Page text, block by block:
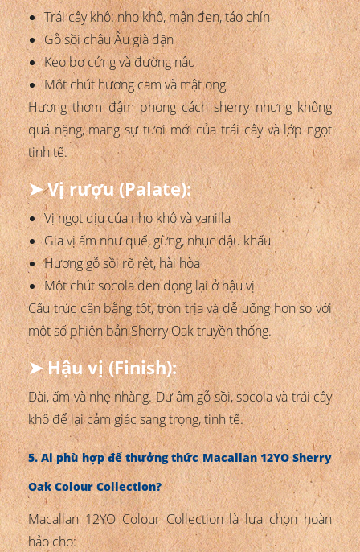
Trái cây khô: nho khô, mận đen, táo chín
Gỗ sồi châu Âu già dặn
Kẹo bơ cứng và đường nâu
Một chút hương cam và mật ong
Hương thơm đậm phong cách sherry nhưng không
quá nặng, mang sự tươi mới của trái cây và lớp ngọt
tinh tế.
➤ Vị rượu (Palate):
Vị ngọt dịu của nho khô và vanilla
Gia vị ấm như quế, gừng, nhục đậu khấu
Hương gỗ sồi rõ rệt, hài hòa
Một chút socola đen đọng lại ở hậu vị
Cấu trúc cân bằng tốt, tròn trịa và dễ uống hơn so với
một số phiên bản Sherry Oak truyền thống.
➤ Hậu vị (Finish):
Dài, ấm và nhẹ nhàng. Dư âm gỗ sồi, socola và trái cây
khô để lại cảm giác sang trọng, tinh tế.
5. Ai phù hợp để thưởng thức Macallan 12YO Sherry
Oak Colour Collection?
Macallan 12YO Colour Collection là lựa chọn hoàn
hảo cho: